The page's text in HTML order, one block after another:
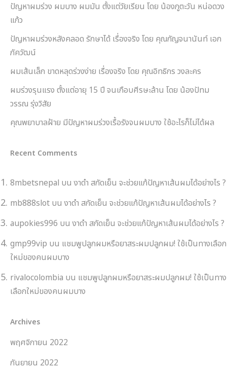
ปัญหาผมร่วง ผมบาง ผมมัน ตั้งแต่วัยเรียน โดย น้องภูตะวัน หน่อดวง
แก้ว
ปัญหาผมร่วงหลังคลอด รักษาได้ เรื่องจริง โดย คุณกัญจนานันท์ เอก
ภัควัฒน์
ผมเส้นเล็ก ขาดหลุดร่วงง่าย เรื่องจริง โดย คุณอิทธิกร วงละคร
ผมร่วงรุนแรง ตั้งแต่อายุ 15 ปี จนเกือบศีรษะล้าน โดย น้องปัทม
วรรณ รุ่งวิสัย
คุณพยาบาลฝ้าย มีปัญหาผมร่วงเรื้อรังจนผมบาง ใช้อะไรก็ไม่ได้ผล
Recent Comments
8mbetsnepal บนงาดำ สกัดเย็น จะช่วยแก้ปัญหาเส้นผมได้อย่างไร ?
mb888slot บนงาดำ สกัดเย็น จะช่วยแก้ปัญหาเส้นผมได้อย่างไร ?
aupokies996 บนงาดำ สกัดเย็น จะช่วยแก้ปัญหาเส้นผมได้อย่างไร ?
gmp99vip บน แชมพูปลูกผมหรือยาสระผมปลูกผม! ใช้เป็นทางเลือก
ใหม่ของคนผมบาง
rivalocolombia บน แชมพูปลูกผมหรือยาสระผมปลูกผม! ใช้เป็นทาง
เลือกใหม่ของคนผมบาง
Archives
พฤศจิกายน 2022
กันยายน 2022